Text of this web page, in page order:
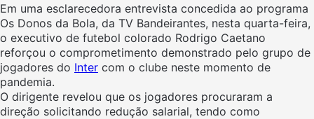
Em uma esclarecedora entrevista concedida ao programa
Os Donos da Bola, da TV Bandeirantes, nesta quarta-feira,
o executivo de futebol colorado Rodrigo Caetano
reforçou o comprometimento demonstrado pelo grupo de
jogadores do Inter com o clube neste momento de
pandemia.
O dirigente revelou que os jogadores procuraram a
direção solicitando redução salarial, tendo como